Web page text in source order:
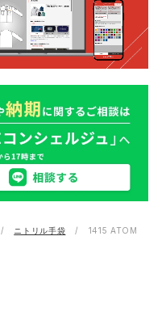
ニトリル手袋 1415 ATOM